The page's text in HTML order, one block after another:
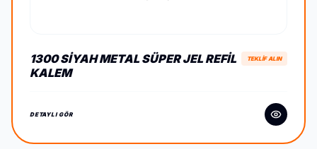
1300 SIYAH METAL SÜPER JEL REFIL
KALEM
TEKLİF ALIN
DETAYLI GÖR